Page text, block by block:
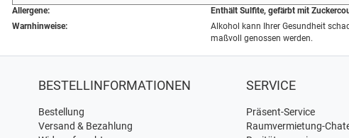
Allergene:
Enthält Sulfite, gefärbt mit
Warnhinweise:
Alkohol kann Ihrer Gesundheit
maßvoll genossen werden.
BESTELLINFORMATIONEN
Bestellung
Versand & Bezahlung
SERVICE
Präsent-Service
Raumvermietung-